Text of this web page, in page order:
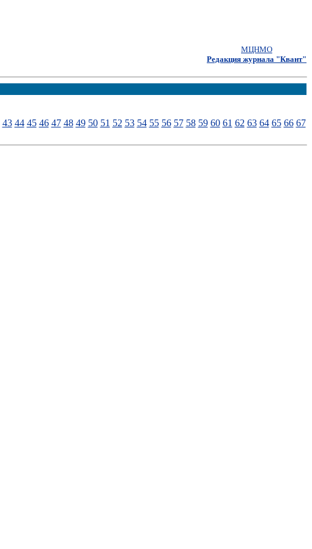
МЦНМО
Редакция журнала "Квант"
43 44 45 46 47 48 49 50 51 52 53 54 55 56 57 58 59 60 61 62 63 64 65 66 67